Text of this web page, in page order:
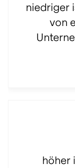
niedriger
von
höher